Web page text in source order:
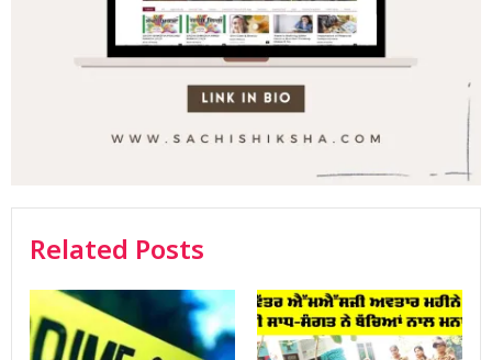
Related Posts